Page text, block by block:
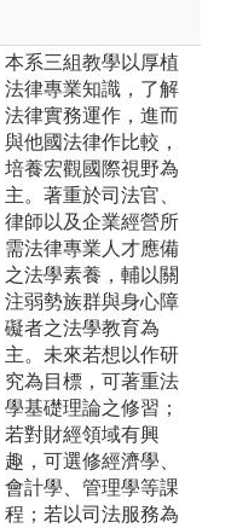
本系三組教學以厚植
法律專業知識，了解
法律實務運作，進而
與他國法律作比較，
培養宏觀國際視野為
主。著重於司法官、
律師以及企業經營所
需法律專業人才應備
之法學素養，輔以關
注弱勢族群與身心障
礙者之法學教育為
主。未來若想以作研
究為目標，可著重法
學基礎理論之修習；
若對財經領域有興
趣，可選修經濟學、
會計學、管理學等課
程；若以司法服務為